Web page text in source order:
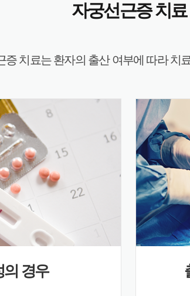
자궁선근증 치료
증 치료는 환자의 출산 여부에 따라 치
의 경우